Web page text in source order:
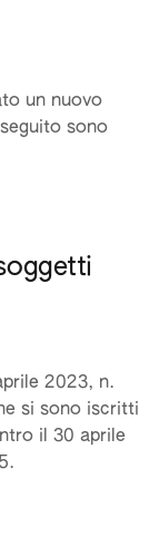
un nuovo
sono
2023, n.
si sono iscritti
il 30 aprile